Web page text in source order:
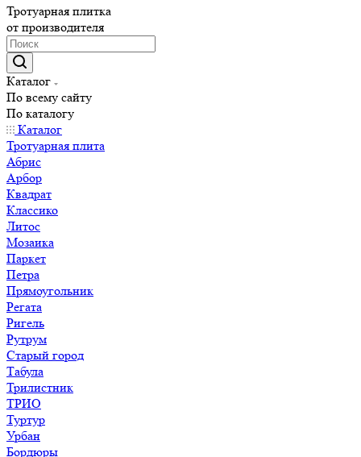
Тротуарная плитка
от производителя
Каталог
По всему сайту
По каталогу
Каталог
Тротуарная плита
Абрис
Арбор
Квадрат
Классико
Литос
Мозаика
Паркет
Петра
Прямоугольник
Регата
Ригель
Рутрум
Старый город
Табула
Трилистник
ТРИО
Туртур
Урбан
Бордюры